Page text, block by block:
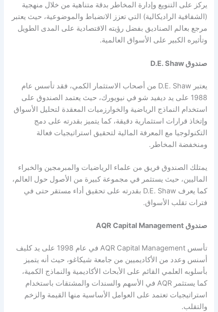
يركز على التنويع وإدارة المخاطر بدقة متناهية من خلال منهجية
(الشفافية الراديكالية) التي تعزز الانضباط والموضوعية، حيث يعتبر
مرجع بعالم الصناديق بفضل رؤيته الاقتصادية على المدى الطويل
وتأثيره الكبير على الأسواق العالمية.
صندوق D.E. Shaw
يعتبر D.E. Shaw من أصحاب الاستثمار الكمي، فقد تأسس عام
1988 على يد ديفيد شو في نيويورك، حيث يعتمد الصندوق على
استخدام النماذج الرياضية والخوارزميات المعقدة لتحليل الأسواق
وإتخاذ قرارات استثمارية دقيقة، كما يتميز بقدرته على دمج
التكنولوجيا مع المعرفة المالية لتحقيق استراتيجيات فعالة
ومنخفضة المخاطر.
يمتلك الصندوق فريق من علماء الرياضيات والمبرمجين والخبراء
الماليين، حيث يستثمر في مجموعة كبيرة من الأصول حول العالم،
كما يعرف D.E. Shaw بقدرته على تحقيق أداء مستقر حتى في
فترات تقلب الأسواق.
صندوق AQR Capital Management
تأسس AQR Capital Management في عام 1998 على يد كليف
أسنس وعدد من الأكاديميين من جامعة شيكاغو، حيث أنه يتميز
بأسلوبه العلمي القائم على الأبحاث الأكاديمية والنماذج الكمية،
كما يستثمر AQR في الأسهم والسندات والمشتقات باستخدام
استراتيجيات تعتمد على العوامل الأساسية منها القيمة والزخم
والتقلب.